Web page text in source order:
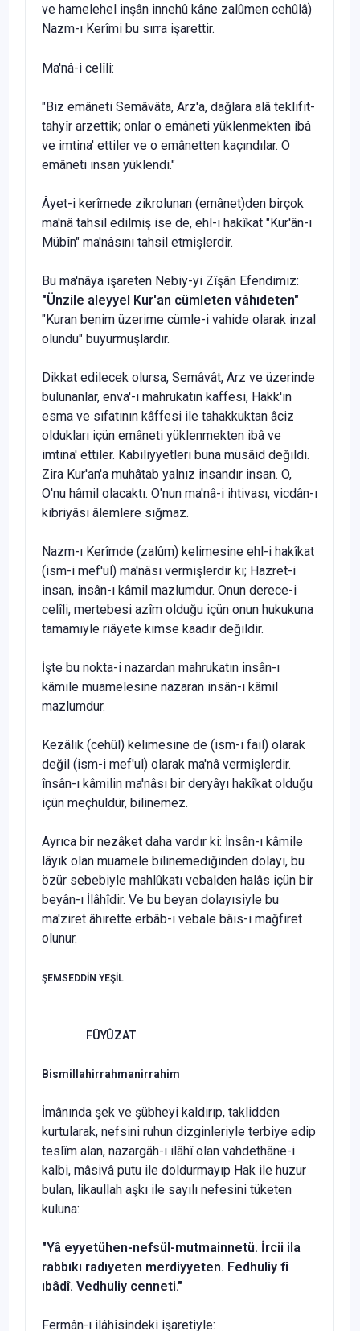
ve hamelehel inşân innehû kâne zalûmen cehûlâ)
Nazm-ı Kerîmi bu sırra işarettir.
Ma'nâ-i celîli:
"Biz emâneti Semâvâta, Arz'a, dağlara alâ teklifit-
tahyîr arzettik; onlar o emâneti yüklenmekten ibâ
ve imtina' ettiler ve o emânetten kaçındılar. O
emâneti insan yüklendi."
Âyet-i kerîmede zikrolunan (emânet)den birçok
ma'nâ tah­sil edilmiş ise de, ehl-i hakîkat "Kur'ân-ı
Mübîn" ma'nâsını tah­sil etmişlerdir.
Bu ma'nâya işareten Nebiy-yi Zîşân Efendimiz:
"Ünzile aleyyel Kur'an cümleten vâhıdeten"
"Kuran benim üzerime cümle-i vahide olarak inzal
olundu" buyurmuşlardır.
Dikkat edilecek olursa, Semâvât, Arz ve üzerinde
bulu­nanlar, enva'-ı mahrukatın kaffesi, Hakk'ın
esma ve sıfatının kâffesi ile tahakkuktan âciz
oldukları içün emâneti yüklenmek­ten ibâ ve
imtina' ettiler. Kabiliyyetleri buna müsâid değildi.
Zira Kur'an'a muhâtab yalnız insandır insan. O,
O'nu hâmil ola­caktı. O'nun ma'nâ-i ihtivası, vicdân-ı
kibriyâsı âlemlere sığ­maz.
Nazm-ı Kerîmde (zalûm) kelimesine ehl-i hakîkat
(ism-i mef'ul) ma'nâsı vermişlerdir ki; Hazret-i
insan, insân-ı kâmil mazlumdur. Onun derece-i
celîli, mertebesi azîm olduğu içün onun hukukuna
tamamıyle riâyete kimse kaadir değildir.
İşte bu nokta-i nazardan mahrukatın insân-ı
kâmile mua­melesine nazaran insân-ı kâmil
mazlumdur.
Kezâlik (cehûl) kelimesine de (ism-i fail) olarak
değil (ism-i mef'ul) olarak ma'nâ vermişlerdir.
însân-ı kâmilin ma'­nâsı bir deryâyı hakîkat olduğu
içün meçhuldür, bilinemez.
Ayrıca bir nezâket daha vardır ki: İnsân-ı kâmile
lâyık olan muamele bilinemediğinden dolayı, bu
özür sebebiyle mahlûkatı vebalden halâs içün bir
beyân-ı İlâhîdir. Ve bu be­yan dolayısiyle bu
ma'ziret âhırette erbâb-ı vebale bâis-i mağfi­ret
olunur.
ŞEMSEDDİN YEŞİL
FÜYÛZAT
Bismillahirrahmanirrahim
İmânında şek ve şübheyi kaldırıp, taklidden
kurtularak, nefsini ruhun dizginleriyle terbiye edip
teslîm alan, nazargâh-ı ilâhî olan vahdethâne-i
kalbi, mâsivâ putu ile doldurmayıp Hak ile huzur
bulan, likaullah aşkı ile sayılı nefesini tüketen
kuluna:
"Yâ eyyetühen-nefsül-mutmainnetü. İrcii ila
rabbıkı radıyeten merdiyyeten. Fedhuliy fî
ıbâdî. Vedhuliy cenneti."
Fermân-ı ilâhîsindeki işaretiyle: